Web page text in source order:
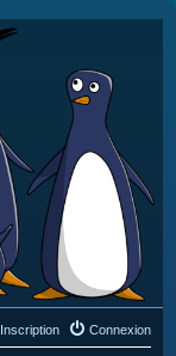
Connexion
Inscription